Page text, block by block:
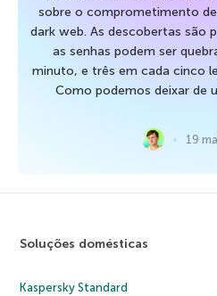
sobre o comprometimento
dark web. As descobertas são
as senhas podem ser
minuto, e três em cada cinco
Como podemos deixar de
19
Soluções domésticas
Kaspersky Standard